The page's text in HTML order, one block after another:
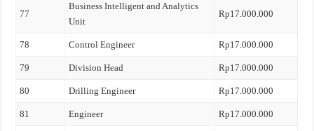
77
Business Intelligent and Analytics
Unit
Rp17.000.000
78 Control Engineer Rp17.000.000
79 Division Head Rp17.000.000
80 Drilling Engineer Rp17.000.000
81 Engineer Rp17.000.000